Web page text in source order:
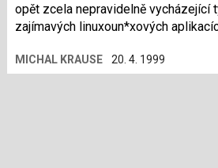
opět zcela nepravidelně vycházející
zajímavých linuxo­un*xových
MICHAL KRAUSE 20. 4. 1999